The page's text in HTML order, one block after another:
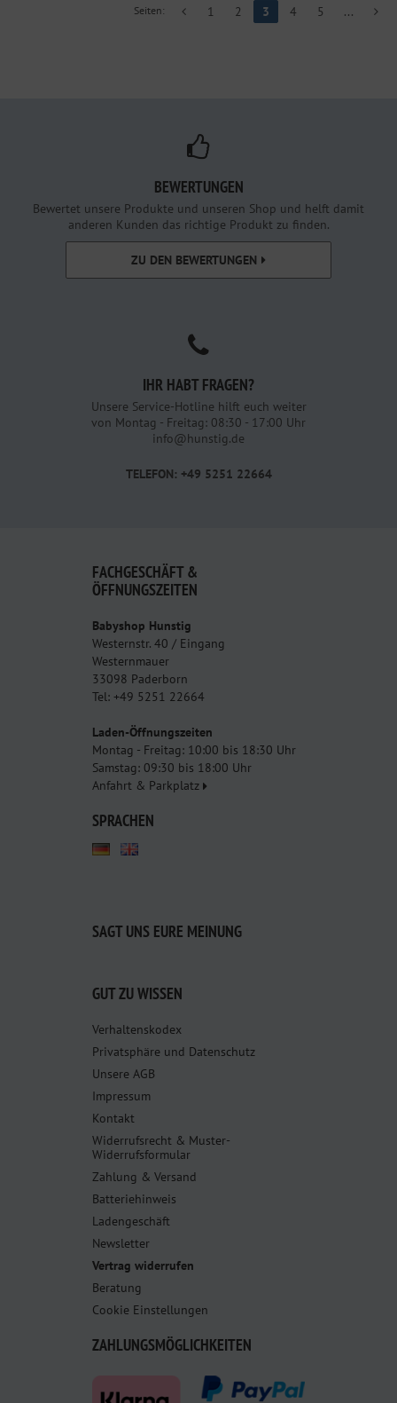
Seiten: 1 2 3 4 5 ...
BEWERTUNGEN
Bewertet unsere Produkte und unseren Shop und helft damit
anderen Kunden das richtige Produkt zu finden.
ZU DEN BEWERTUNGEN
IHR HABT FRAGEN?
Unsere Service-Hotline hilft euch weiter
von Montag - Freitag: 08:30 - 17:00 Uhr
info@hunstig.de
TELEFON: +49 5251 22664
FACHGESCHÄFT &
ÖFFNUNGSZEITEN
Babyshop Hunstig
Westernstr. 40 / Eingang
Westernmauer
33098 Paderborn
Tel: +49 5251 22664
Laden-Öffnungszeiten
Montag - Freitag: 10:00 bis 18:30 Uhr
Samstag: 09:30 bis 18:00 Uhr
Anfahrt & Parkplatz
SPRACHEN
SAGT UNS EURE MEINUNG
GUT ZU WISSEN
Verhaltenskodex
Privatsphäre und Datenschutz
Unsere AGB
Impressum
Kontakt
Widerrufsrecht & Muster-
Widerrufsformular
Zahlung & Versand
Batteriehinweis
Ladengeschäft
Newsletter
Vertrag widerrufen
Beratung
Cookie Einstellungen
ZAHLUNGSMÖGLICHKEITEN